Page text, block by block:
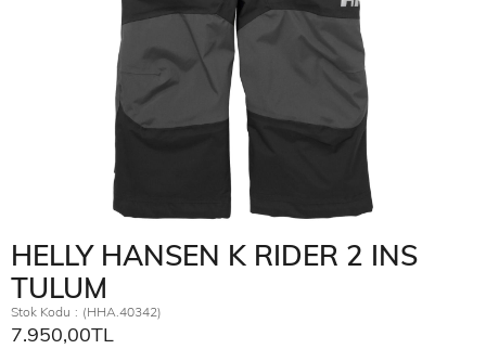
HELLY HANSEN K RIDER 2 INS
TULUM
Stok Kodu (HHA.40342)
7.950,00TL